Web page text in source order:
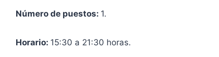
Número de puestos: 1.
Horario: 15:30 a 21:30 horas.